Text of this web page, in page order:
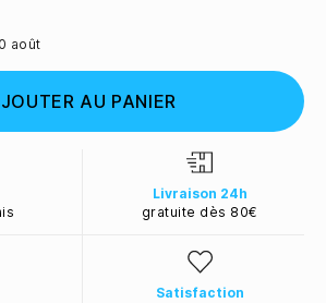
août
AU PANIER
Livraison 24h
gratuite dès 80€
Satisfaction